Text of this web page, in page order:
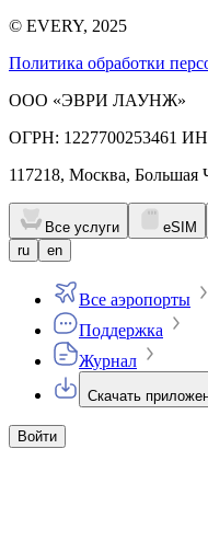
© EVERY, 2025
Политика обработки
ООО «ЭВРИ ЛАУНЖ»
ОГРН: 1227700253461
117218, Москва,
Все услуги eSIM
ru
en
Все аэропорты
Поддержка
Журнал
Скачать
Войти